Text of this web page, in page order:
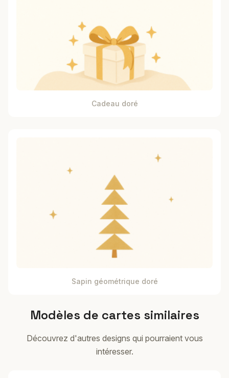
Cadeau doré
Sapin géométrique doré
Modèles de cartes similaires
Découvrez d'autres designs qui pourraient vous
intéresser.